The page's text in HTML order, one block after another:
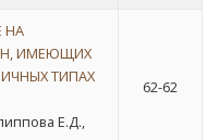
НА
ИМЕЮЩИХ
ТИПАХ
Е.Д.,
62-62